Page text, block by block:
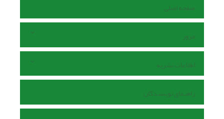
صفحه اصلی
مرور
اطلاعات نشریه
راهنمای نویسندگان